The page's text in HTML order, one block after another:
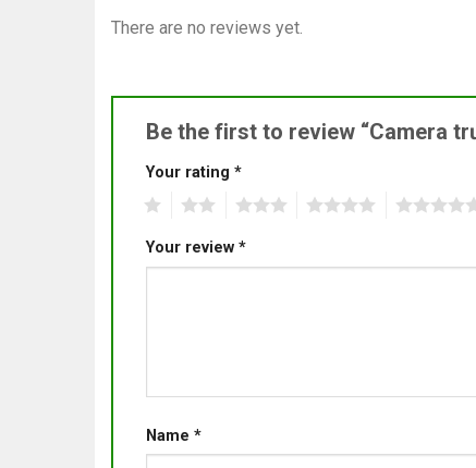
There are no reviews yet.
Be the first to review “Camera
Your rating *
Your review *
Name *